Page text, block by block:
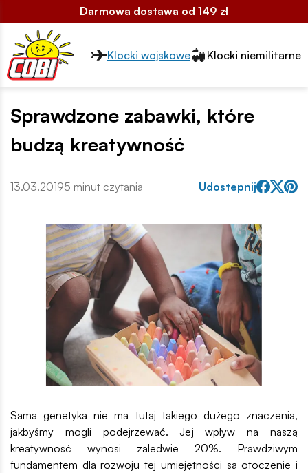
Darmowa dostawa od 149 zł
Przełącznik segmentów2
Klocki wojskowe Klocki niemilitarne
Sprawdzone zabawki, które
budzą kreatywność
13.03.20195 minut czytania Udostepnij
Sama genetyka nie ma tutaj takiego dużego znaczenia,
jakbyśmy mogli podejrzewać. Jej wpływ na naszą
kreatywność wynosi zaledwie 20%. Prawdziwym
fundamentem dla rozwoju tej umiejętności są otoczenie i